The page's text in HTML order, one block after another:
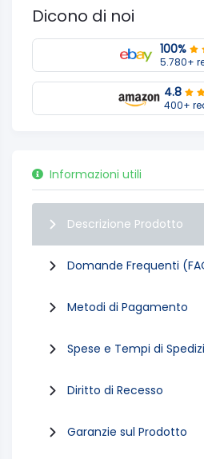
Dicono di noi
100%
5.780+
4.8
400+
Informazioni utili
Descrizione Prodotto
Domande Frequenti
Metodi di Pagamento
Spese e Tempi di
Diritto di Recesso
Garanzie sul Prodotto